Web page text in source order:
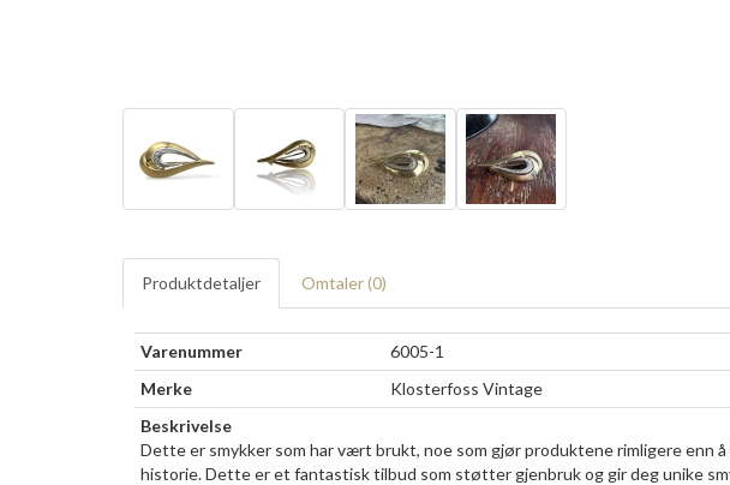
Produktdetaljer Omtaler (0)
Varenummer
6005-1
Merke
Klosterfoss Vintage
Beskrivelse
Dette er smykker som har vært brukt, noe som gjør produktene rimligere enn
historie. Dette er et fantastisk tilbud som støtter gjenbruk og gir deg unike